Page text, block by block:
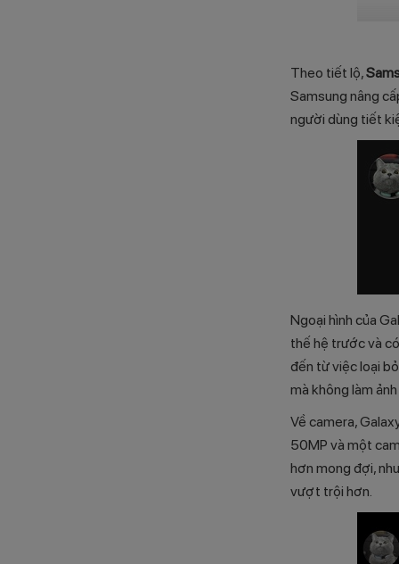
Theo tiết lộ,
Samsung nâng
người dùng tiết
Ngoại hình của
thế hệ trước và
đến từ việc loại
mà không làm
Về camera,
50MP và một
hơn mong đợi,
vượt trội hơn.